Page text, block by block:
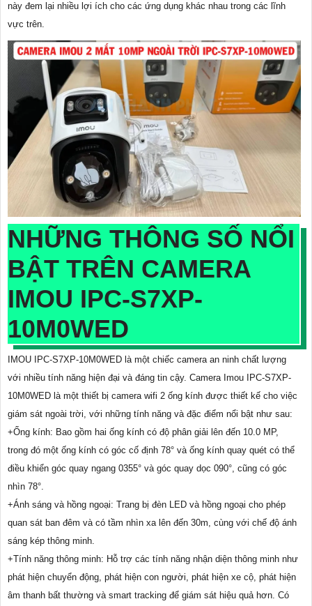
này đem lại nhiều lợi ích cho các ứng dụng khác nhau trong các lĩnh
vực trên.
NHỮNG THÔNG SỐ NỔI
BẬT TRÊN CAMERA
IMOU IPC-S7XP-
10M0WED
IMOU IPC-S7XP-10M0WED là một chiếc camera an ninh chất lượng
với nhiều tính năng hiện đại và đáng tin cậy. Camera Imou IPC-S7XP-
10M0WED là một thiết bị camera wifi 2 ống kính được thiết kế cho việc
giám sát ngoài trời, với những tính năng và đặc điểm nổi bật như sau:
+Ống kính: Bao gồm hai ống kính có độ phân giải lên đến 10.0 MP,
trong đó một ống kính có góc cố định 78° và ống kính quay quét có thể
điều khiển góc quay ngang 0355° và góc quay dọc 090°, cũng có góc
nhìn 78°.
+Ánh sáng và hồng ngoại: Trang bị đèn LED và hồng ngoại cho phép
quan sát ban đêm và có tầm nhìn xa lên đến 30m, cùng với chế độ ánh
sáng kép thông minh.
+Tính năng thông minh: Hỗ trợ các tính năng nhận diện thông minh như
phát hiện chuyển động, phát hiện con người, phát hiện xe cộ, phát hiện
âm thanh bất thường và smart tracking để giám sát hiệu quả hơn. Có